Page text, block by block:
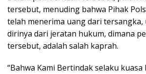
tersebut, menuding bahwa Pihak
telah menerima uang dari
dirinya dari jeratan hukum, dimana
tersebut, adalah salah kaprah.
“Bahwa Kami Bertindak selaku kuasa